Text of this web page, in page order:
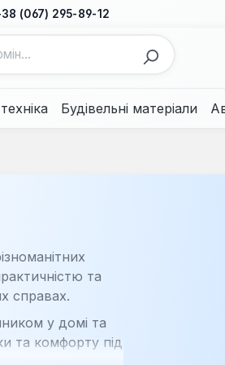
(067) 295-89-12
Будівельні матеріали
та
справах.
у домі та
та комфорту під